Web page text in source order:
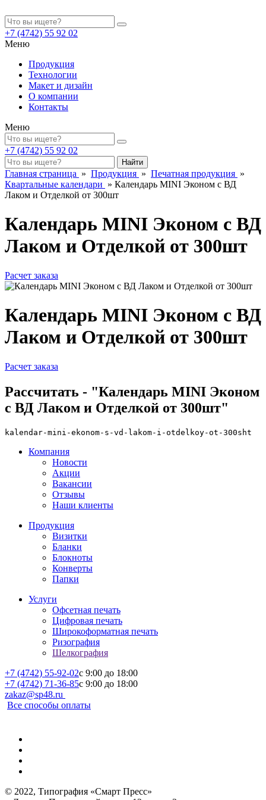
+7 (4742) 55 92 02
Меню
Продукция
Технологии
Макет и дизайн
О компании
Контакты
Меню
+7 (4742) 55 92 02
Найти
Главная страница » Продукция » Печатная продукция »
Квартальные календари » Календарь MINI Эконом с ВД
Лаком и Отделкой от 300шт
Календарь MINI Эконом с ВД
Лаком и Отделкой от 300шт
Расчет заказа
Календарь MINI Эконом с ВД
Лаком и Отделкой от 300шт
Расчет заказа
Рассчитать - "Календарь MINI Эконом
с ВД Лаком и Отделкой от 300шт"
kalendar-mini-ekonom-s-vd-lakom-i-otdelkoy-ot-300sht
Компания
Новости
Акции
Вакансии
Отзывы
Наши клиенты
Продукция
Визитки
Бланки
Блокноты
Конверты
Папки
Услуги
Офсетная печать
Цифровая печать
Широкоформатная печать
Ризография
Шелкография
+7 (4742) 55-92-02c 9:00 до 18:00
+7 (4742) 71-36-85c 9:00 до 18:00
zakaz@sp48.ru
Все способы оплаты
© 2022, Типография «Смарт Пресс»